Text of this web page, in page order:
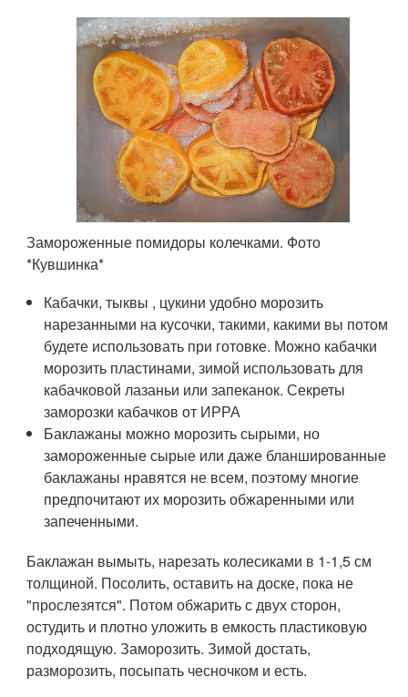
Замороженные помидоры колечками. Фото
*Кувшинка*
Кабачки, тыквы , цукини удобно морозить
нарезанными на кусочки, такими, какими вы потом
будете использовать при готовке. Можно кабачки
морозить пластинами, зимой использовать для
кабачковой лазаньи или запеканок. Секреты
заморозки кабачков от ИРРА
Баклажаны можно морозить сырыми, но
замороженные сырые или даже бланшированные
баклажаны нравятся не всем, поэтому многие
предпочитают их морозить обжаренными или
запеченными.
Баклажан вымыть, нарезать колесиками в 1-1,5 см
толщиной. Посолить, оставить на доске, пока не
"прослезятся". Потом обжарить с двух сторон,
остудить и плотно уложить в емкость пластиковую
подходящую. Заморозить. Зимой достать,
разморозить, посыпать чесночком и есть.